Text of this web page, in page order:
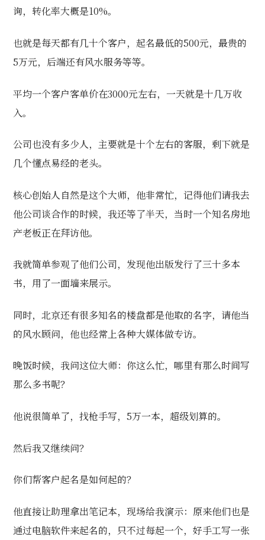
询，转化率大概是10%。
也就是每天都有几十个客户，起名最低的500元，最贵的
5万元，后端还有风水服务等等。
平均一个客户客单价在3000元左右，一天就是十几万收
入。
公司也没有多少人，主要就是十个左右的客服，剩下就是
几个懂点易经的老头。
核心创始人自然是这个大师，他非常忙，记得他们请我去
他公司谈合作的时候，我还等了半天，当时一个知名房地
产老板正在拜访他。
我就简单参观了他们公司，发现他出版发行了三十多本
书，用了一面墙来展示。
同时，北京还有很多知名的楼盘都是他取的名字，请他当
的风水顾问，他也经常上各种大媒体做专访。
晚饭时候，我问这位大师：你这么忙，哪里有那么时间写
那么多书呢？
他说很简单了，找枪手写，5万一本，超级划算的。
然后我又继续问？
你们帮客户起名是如何起的？
他直接让助理拿出笔记本，现场给我演示：原来他们也是
通过电脑软件来起名的，只不过每起一个，好手工写一张